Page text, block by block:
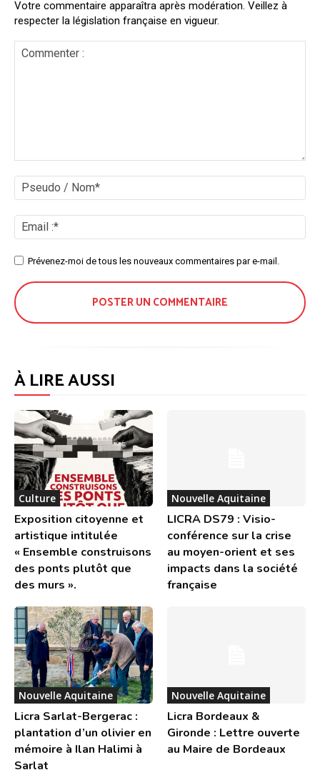
Votre commentaire apparaîtra après modération. Veillez à
respecter la législation française en vigueur.
/
:*
SitePrévenez-moi de tous les nouveaux commentaires par e-mail.
À LIRE AUSSI
Culture
Exposition citoyenne et
artistique intitulée
« Ensemble construisons
des ponts plutôt que
des murs ».
Nouvelle Aquitaine
LICRA DS79 : Visio-
conférence sur la crise
au moyen-orient et ses
impacts dans la société
française
Nouvelle Aquitaine
Licra Sarlat-Bergerac :
plantation d’un olivier en
mémoire à Ilan Halimi à
Sarlat
Nouvelle Aquitaine
Licra Bordeaux &
Gironde : Lettre ouverte
au Maire de Bordeaux